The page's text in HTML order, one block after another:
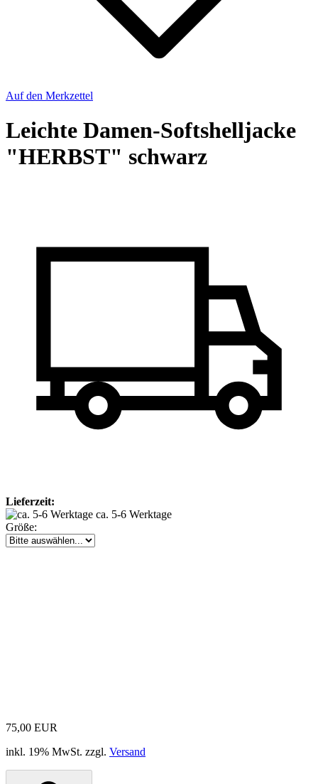
Auf den Merkzettel
Leichte Damen-Softshelljacke
"HERBST" schwarz
Lieferzeit:
ca. 5-6 Werktage
Größe:
75,00 EUR
inkl. 19% MwSt. zzgl. Versand